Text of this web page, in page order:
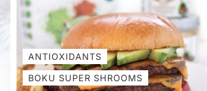
碎的葱、更多 Boku Hot Mami 1）要将花
椰菜碾碎，将花椰菜头上的小花切成片。
安装带有 s 刀片的食品加工机。将一半的
小花放入食品加工机的碗中，搅拌直至变
成米粒，中途刮掉侧面，以抓住任何较大
的碎片。刮掉花椰菜米，然后对剩余的小
ANTIOXIDANTS
BOKU SUPER SHROOMS